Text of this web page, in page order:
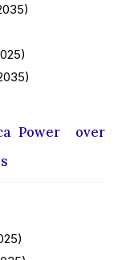
Power over